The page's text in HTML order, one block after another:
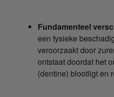
Fundamenteel
een fysieke
veroorzaakt door
ontstaat doordat het
(dentine) blootligt en